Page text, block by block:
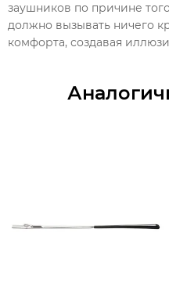
заушников по причине
должно вызывать ничего
комфорта, создавая